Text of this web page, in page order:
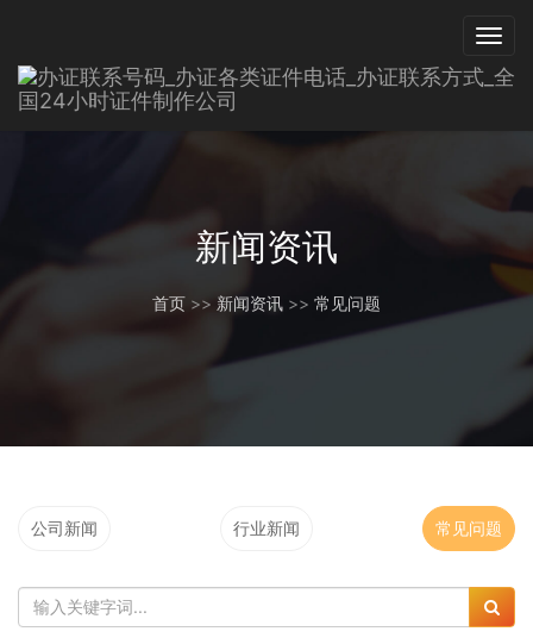
新闻资讯
首页 >> 新闻资讯 >> 常见问题
公司新闻 行业新闻 常见问题